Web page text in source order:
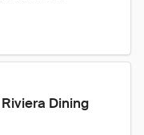
Dining